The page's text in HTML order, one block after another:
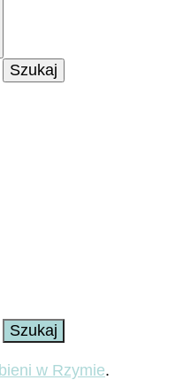
w Rzymie.